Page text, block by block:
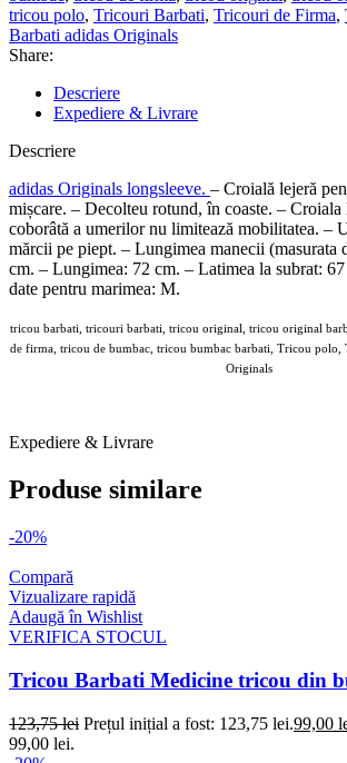
tricou polo, Tricouri Barbati, Tricouri de Firma,
Barbati adidas Originals
Share:
Descriere
Expediere & Livrare
Descriere
adidas Originals longsleeve. – Croială lejeră
mișcare. – Decolteu rotund, în coaste. –
coborâtă a umerilor nu limitează mobilitatea. –
mărcii pe piept. – Lungimea manecii (masurata
cm. – Lungimea: 72 cm. – Latimea la subrat:
date pentru marimea: M.
tricou barbati, tricouri barbati, tricou original, tricou original
de firma, tricou de bumbac, tricou bumbac barbati, Tricou polo,
Originals
Expediere & Livrare
Produse similare
-20%
Compară
Vizualizare rapidă
Adaugă în Wishlist
VERIFICA STOCUL
Tricou Barbati Medicine tricou din
123,75lei Prețul inițial a fost: 123,75 lei.99,00
99,00 lei.